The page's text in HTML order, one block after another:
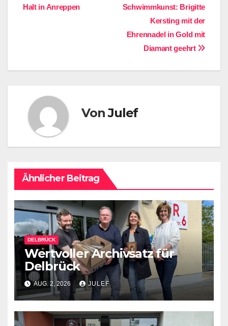
Schwimmkunst: Brigitte
Kersting mit der
Ehrennadel in Gold mit
Diamant geehrt
Halt in Anreppen
VonJulef
Ähnlicher Beitrag
DELBRÜCK
Wertvoller Archivsatz für
Delbrück
AUG. 2, 2026 JULEF